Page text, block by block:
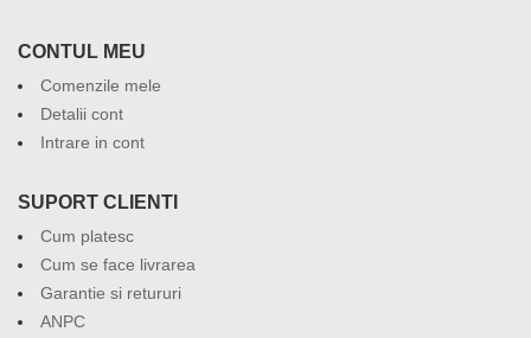
CONTUL MEU
Comenzile mele
Detalii cont
Intrare in cont
SUPORT CLIENTI
Cum platesc
Cum se face livrarea
Garantie si retururi
ANPC